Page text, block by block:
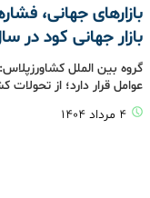
بازارهای جهانی،
بازار جهانی کود در سال
گروه بین الملل
عوامل قرار دارد؛ از تحولات
۴ مرداد ۱۴۰۴